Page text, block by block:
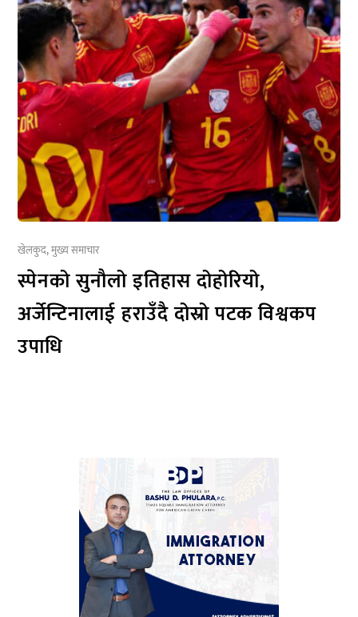
खेलकुद,मुख्य समाचार
स्पेनको सुनौलो इतिहास दोहोरियो,
अर्जेन्टिनालाई हराउँदै दोस्रो पटक विश्वकप
उपाधि